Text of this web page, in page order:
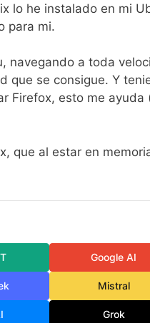
lo he instalado en mi
para mi.
navegando a toda
que se consigue. Y
Firefox, esto me ayuda
que al estar en
Google AI
Mistral
Grok